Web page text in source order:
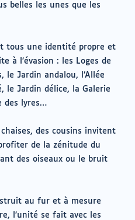
belles les unes que les
tous une identité propre et
à l’évasion : les Loges de
le Jardin andalou, l’Allée
le Jardin délice, la Galerie
des lyres…
des cousins invitent
de la zénitude du
des oiseaux ou le bruit
au fur et à mesure
l’unité se fait avec les